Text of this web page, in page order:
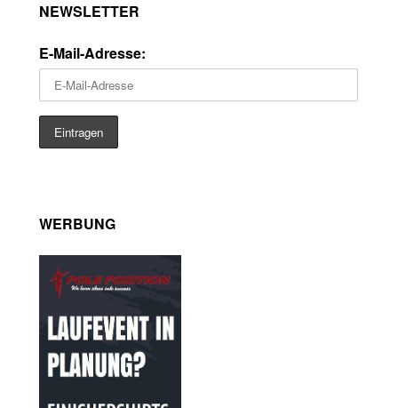
NEWSLETTER
E-Mail-Adresse:
WERBUNG